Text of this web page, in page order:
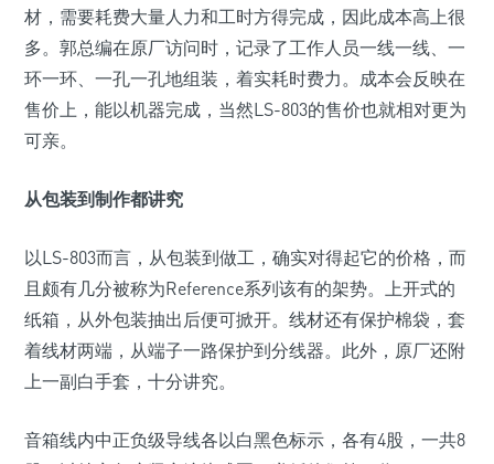
材，需要耗费大量人力和工时方得完成，因此成本高上很
多。郭总编在原厂访问时，记录了工作人员一线一线、一
环一环、一孔一孔地组装，着实耗时费力。成本会反映在
售价上，能以机器完成，当然LS-803的售价也就相对更为
可亲。
从包装到制作都讲究
以LS-803而言，从包装到做工，确实对得起它的价格，而
且颇有几分被称为Reference系列该有的架势。上开式的
纸箱，从外包装抽出后便可掀开。线材还有保护棉袋，套
着线材两端，从端子一路保护到分线器。此外，原厂还附
上一副白手套，十分讲究。
音箱线内中正负级导线各以白黑色标示，各有4股，一共8